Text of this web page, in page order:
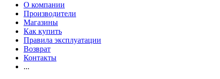
О компании
Производители
Магазины
Как купить
Правила эксплуатации
Возврат
Контакты
...